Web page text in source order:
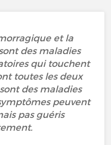
et la
des maladies
qui touchent
toutes les deux
des maladies
peuvent
pas guéris